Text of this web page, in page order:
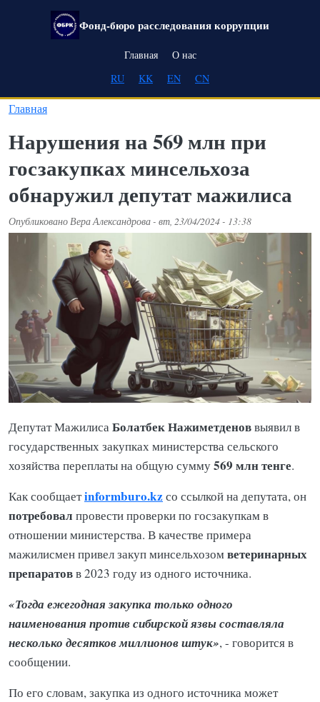
Перейти к основному содержанию
Фонд-бюро расследования коррупции
Main navigation
Главная
О нас
RU
KK EN CN
Главная
Нарушения на 569 млн при
госзакупках минсельхоза
обнаружил депутат мажилиса
ОпубликованоВера Александрова- вт, 23/04/2024 - 13:38
Депутат МажилисаБолатбек Нажиметденоввыявил в
государственных закупках министерства сельского
хозяйства переплаты на общую сумму569 млн тенге.
Как сообщаетinformburo.kzсо ссылкой на депутата, он
потребовал провести проверки по госзакупкам в
отношении министерства. В качестве примера
мажилисмен привел закуп минсельхозомветеринарных
препаратовв 2023 году из одного источника.
«Тогда ежегодная закупка только одного
наименования против сибирской язвы составляла
несколько десятков миллионов штук», - говорится в
сообщении.
По его словам, закупка из одного источника может